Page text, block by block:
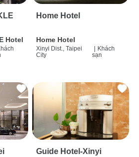
Hotel
Home Hotel
Home Hotel
Xinyi Dist., Taipei
City
Khách
sạn
Guide Hotel-Xinyi